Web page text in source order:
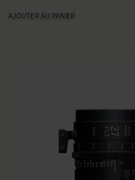
AJOUTER AU PANIER